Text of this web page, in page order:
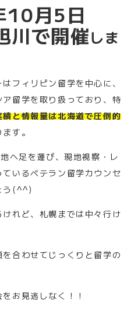
月5日
で開催しま
フィリピン留学を中心に、
留学を取り扱っており、特
と情報量は北海道で圧倒的
す。
へ足を運び、現地視察・レ
いるベテラン留学カウンセ
う(^^)
けれど、札幌までは中々行け
を合わせてじっくりと留学の
お見逃しなく！！